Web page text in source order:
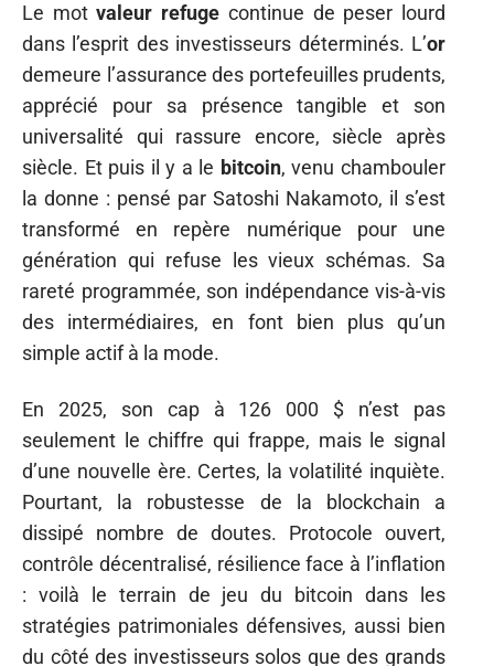
Le motvaleur refuge continue de peser lourd
dans l’esprit des investisseurs déterminés. L’or
demeure l’assurance des portefeuilles prudents,
apprécié pour sa présence tangible et son
universalité qui rassure encore, siècle après
siècle. Et puis il y a le bitcoin, venu chambouler
la donne : pensé par Satoshi Nakamoto, il s’est
transformé en repère numérique pour une
génération qui refuse les vieux schémas. Sa
rareté programmée, son indépendance vis-à-vis
des intermédiaires, en font bien plus qu’un
simple actif à la mode.
En 2025, son cap à 126 000 $ n’est pas
seulement le chiffre qui frappe, mais le signal
d’une nouvelle ère. Certes, la volatilité inquiète.
Pourtant, la robustesse de la blockchain a
dissipé nombre de doutes. Protocole ouvert,
contrôle décentralisé, résilience face à l’inflation
: voilà le terrain de jeu du bitcoin dans les
stratégies patrimoniales défensives, aussi bien
du côté des investisseurs solos que des grands